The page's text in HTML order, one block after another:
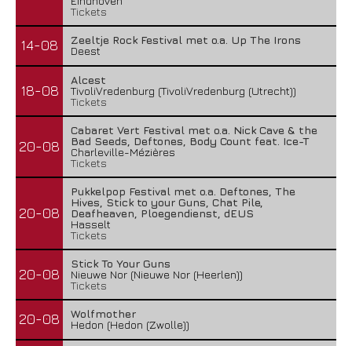
Tickets
14-08
Zeeltje Rock Festival met o.a. Up The Irons
Deest
18-08
Alcest
TivoliVredenburg (TivoliVredenburg (Utrecht))
Tickets
20-08
Cabaret Vert Festival met o.a. Nick Cave & the
Bad Seeds, Deftones, Body Count feat. Ice-T
Charleville-Mézières
Tickets
20-08
Pukkelpop Festival met o.a. Deftones, The
Hives, Stick to your Guns, Chat Pile,
Deafheaven, Ploegendienst, dEUS
Hasselt
Tickets
20-08
Stick To Your Guns
Nieuwe Nor (Nieuwe Nor (Heerlen))
Tickets
20-08
Wolfmother
Hedon (Hedon (Zwolle))